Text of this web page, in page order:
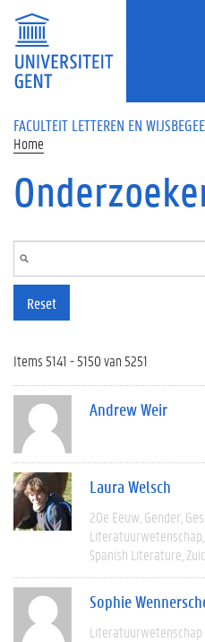
Overslaan en naar de inhoud gaan
FACULTEIT LETTEREN EN
Home
Reset
Items 5141 - 5150 van 5251
Andrew Weir
Laura Welsch
20e Eeuw Gender
Literatuurwetenschap
Spanish Literature
Sophie
Literatuurwetenschap